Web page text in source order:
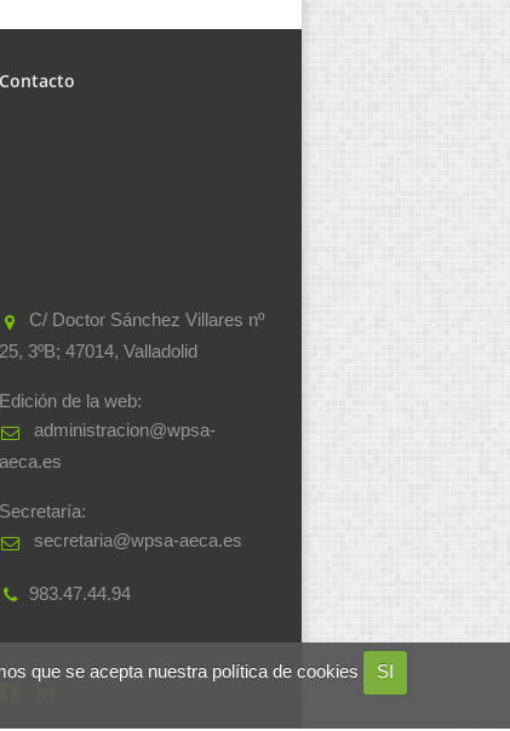
que se acepta nuestra política de cookies
SI
Contacto
C/ Doctor Sánchez Villares nº
25, 3ºB; 47014, Valladolid
Edición de la web:
administracion@wpsa-
aeca.es
Secretaría:
secretaria@wpsa-aeca.es
983.47.44.94